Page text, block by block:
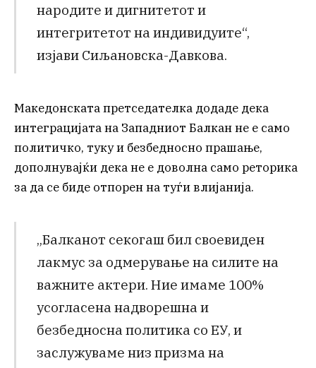
народите и дигнитетот и
интегритетот на индивидуите“,
изјави Сиљановска-Давкова.
Македонската претседателка додаде дека
интеграцијата на Западниот Балкан не е само
политичко, туку и безбедносно прашање,
дополнувајќи дека не е доволна само реторика
за да се биде отпорен на туѓи влијанија.
„Балканот секогаш бил своевиден
лакмус за одмерување на силите на
важните актери. Ние имаме 100%
усогласена надворешна и
безбедносна политика со ЕУ, и
заслужуваме низ призма на